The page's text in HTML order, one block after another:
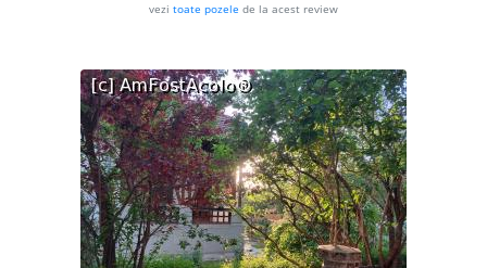
vezi toate pozele de la acest review